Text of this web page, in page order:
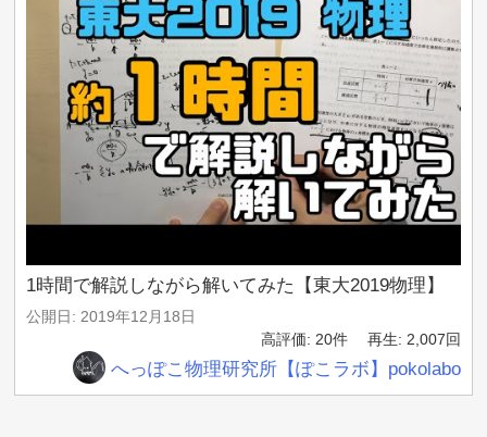
1時間で解説しながら解いてみた【東大2019物理】
公開日: 2019年12月18日
再生: 2,007回
高評価: 20件
へっぽこ物理研究所【ぽこラボ】pokolabo